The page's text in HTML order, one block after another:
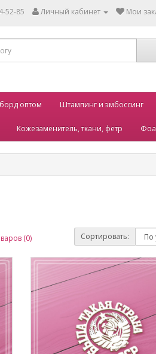
52-85 Личный кабинет Мои
оптом Штампинг и эмбоссинг
Кожезаменитель, ткани, фетр
(0) Сортировать: